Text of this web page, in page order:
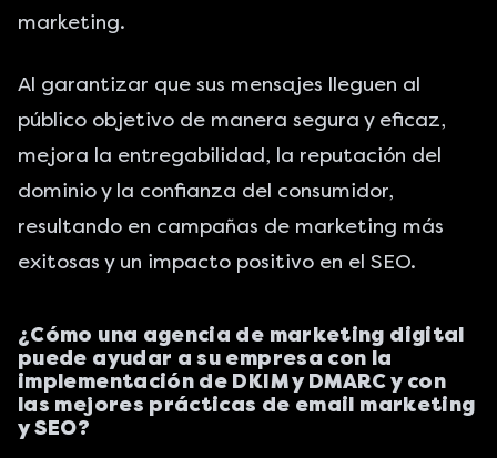
marketing.
Al garantizar que sus mensajes lleguen al
público objetivo de manera segura y eficaz,
mejora la entregabilidad, la reputación del
dominio y la confianza del consumidor,
resultando en campañas de marketing más
exitosas y un impacto positivo en el SEO.
¿Cómo una agencia de marketing digital
puede ayudar a su empresa con la
implementación de DKIM y DMARC y con
las mejores prácticas de email marketing
y SEO?